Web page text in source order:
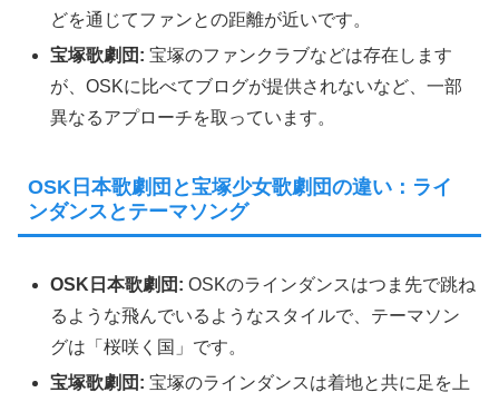
どを通じてファンとの距離が近いです。
宝塚歌劇団: 宝塚のファンクラブなどは存在します
が、OSKに比べてブログが提供されないなど、一部
異なるアプローチを取っています。
OSK日本歌劇団と宝塚少女歌劇団の違い：ライ
ンダンスとテーマソング
OSK日本歌劇団: OSKのラインダンスはつま先で跳ね
るような飛んでいるようなスタイルで、テーマソン
グは「桜咲く国」です。
宝塚歌劇団: 宝塚のラインダンスは着地と共に足を上